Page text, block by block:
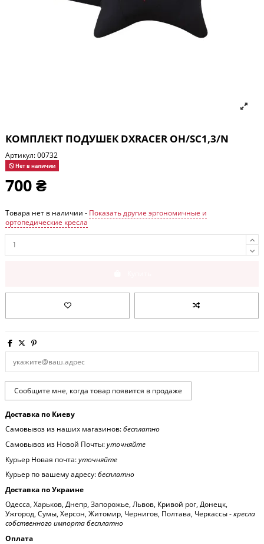
КОМПЛЕКТ ПОДУШЕК DXRACER OH/SC1,3/N
Артикул:00732
Нет в наличии
700 ₴
Товара нет в наличии - Показать другие эргономичные и
ортопедические кресла
Доставка по Киеву
Самовывоз из наших магазинов:бесплатно
Самовывоз из Новой Почты:уточняйте
Курьер Новая почта:уточняйте
Курьер по вашему адресу:бесплатно
Доставка по Украине
Одесса, Харьков, Днепр, Запорожье, Львов, Кривой рог, Донецк,
Ужгород, Сумы, Херсон, Житомир, Чернигов, Полтава, Черкассы -кресла
собственного импорта бесплатно
Оплата